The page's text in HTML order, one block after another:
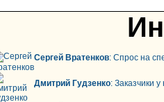
Сергей Вратенков: Спрос на
Дмитрий Гудзенко: Заказчики